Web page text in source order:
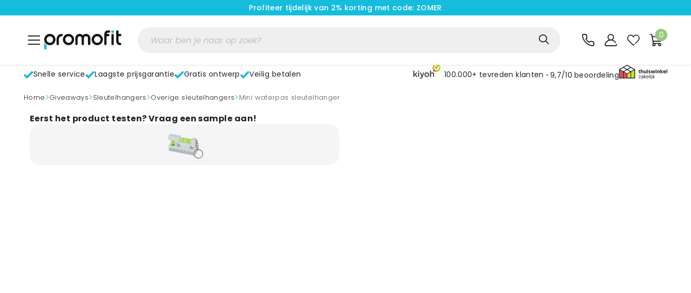
Profiteer tijdelijk van 2% korting met code: ZOMER
0
Snelle service Laagste prijsgarantie Gratis ontwerp Veilig betalen 100.000+ tevreden klanten 9,7/10 beoordeling
home> Giveaways> Sleutelhangers> Overige sleutelhangers> Mini waterpas sleutelhanger
Eerst het product testen? Vraag een sample aan!